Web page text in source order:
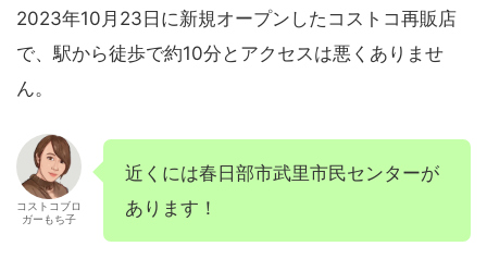
2023年10月23日に新規オープンしたコストコ再販店
で、駅から徒歩で約10分とアクセスは悪くありませ
ん。
コストコブロ
ガーもち子
近くには春日部市武里市民センターが
あります！